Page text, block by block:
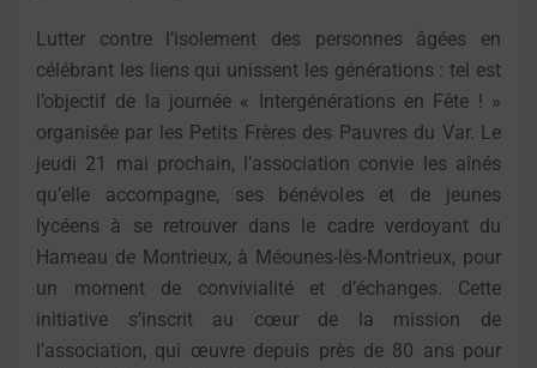
Lutter contre l’isolement des personnes âgées en
célébrant les liens qui unissent les générations : tel est
l’objectif de la journée « Intergénérations en Fête ! »
organisée par les Petits Frères des Pauvres du Var. Le
jeudi 21 mai prochain, l’association convie les aînés
qu’elle accompagne, ses bénévoles et de jeunes
lycéens à se retrouver dans le cadre verdoyant du
Hameau de Montrieux, à Méounes-lès-Montrieux, pour
un moment de convivialité et d’échanges. Cette
initiative s’inscrit au cœur de la mission de
l’association, qui œuvre depuis près de 80 ans pour